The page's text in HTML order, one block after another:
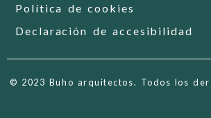
Política de cookies
Declaración de accesibilidad
© 2023 Buho arquitectos. Todos los